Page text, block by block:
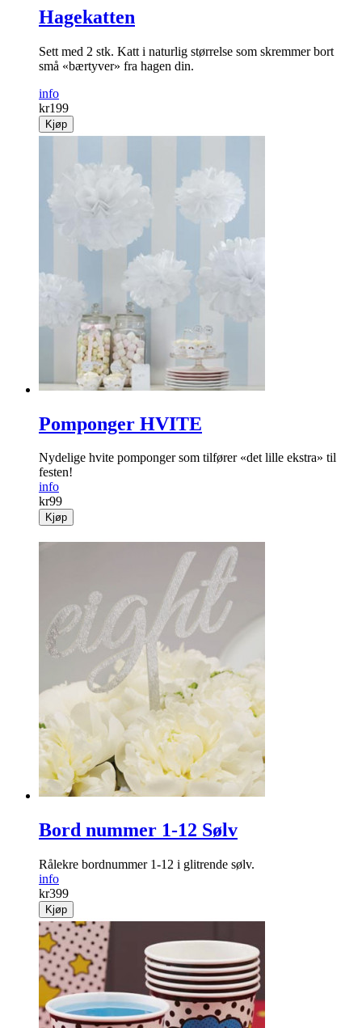
Hagekatten
Sett med 2 stk. Katt i naturlig størrelse som skremmer bort
små «bærtyver» fra hagen din.
info
kr199
Kjøp
Pomponger HVITE
Nydelige hvite pomponger som tilfører «det lille ekstra» til
festen!
info
kr99
Kjøp
Bord nummer 1-12 Sølv
Rålekre bordnummer 1-12 i glitrende sølv.
info
kr399
Kjøp